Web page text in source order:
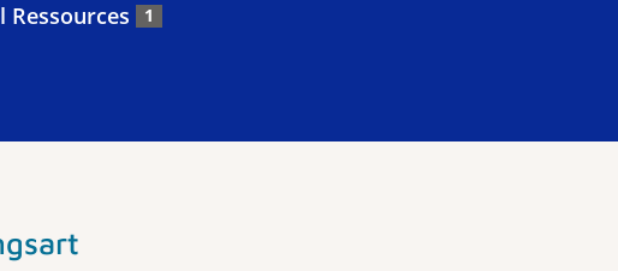
Ressources 1